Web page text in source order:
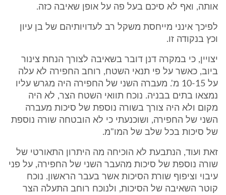
אותה, ואף לא סיכם בעל פה על אופן שאיבה כזה.
לפיכך אינני מייחסת משקל רב לעדויותיהם של בן עיון
וכץ בנקודה זו.
יצויין, כי במקרה דנן דובר בשאיבה לצורך הנחת צינור
ביוב, כאשר על פי תנאי השטח, רוחב החפירה לא עלה
על 10-15 מ'. מעברה השני של החפירה היה מגרש עליו
נמצאו בתים בבניה. נוכח תוואי השטח הצר, לא היה
מקום ולא היה צורך בשורה נוספת של סיכות מעברה
השני של החפירה, ושוכנעתי כי לא הובטחה שורה נוספת
של סיכות בכל שלב של המו"מ.
זאת ועוד, הנתבעת לא הוכיחה מה היתרון התאורטי של
שורה נוספת של סיכות מהעבר השני של החפירה, על פני
עיבוי וציפוף שורת הסיכות אשר בעבר הראשון. נוכח
קוטר השאיבה של הסיכות, ולנוכח רוחב התעלה הצר